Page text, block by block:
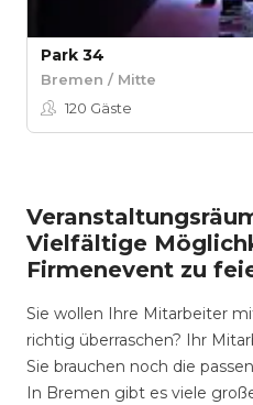
Park 34
Bremen / Mitte
120 Gäste
Vielfältige
Firmenevent zu
Sie wollen Ihre Mitarbeiter
richtig überraschen? Ihr
Sie brauchen noch die
In Bremen gibt es viele